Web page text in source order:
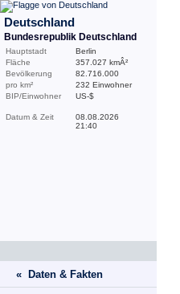
Deutschland
Bundesrepublik Deutschland
Hauptstadt
Berlin
Fläche
357.027 kmÂ²
Bevölkerung
82.716.000
pro km²
232 Einwohner
BIP/Einwohner
US-$
Datum & Zeit
08.08.2026
21:40
« Daten & Fakten